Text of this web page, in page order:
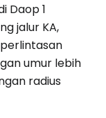
Daop 1
jalur KA,
umur lebih
radius